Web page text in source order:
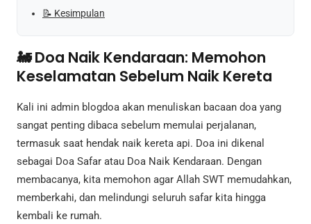
📝 Kesimpulan
🚂 Doa Naik Kendaraan: Memohon
Keselamatan Sebelum Naik Kereta
Kali ini admin blogdoa akan menuliskan bacaan doa yang
sangat penting dibaca sebelum memulai perjalanan,
termasuk saat hendak naik kereta api. Doa ini dikenal
sebagai Doa Safar atau Doa Naik Kendaraan. Dengan
membacanya, kita memohon agar Allah SWT memudahkan,
memberkahi, dan melindungi seluruh safar kita hingga
kembali ke rumah.